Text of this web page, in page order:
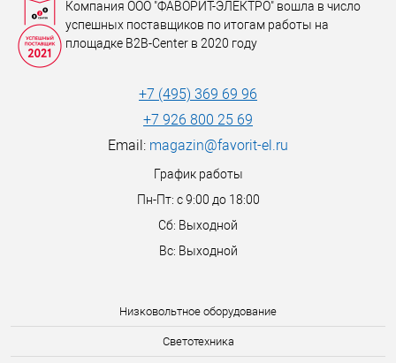
Низковольтное оборудование
Светотехника
Компания ООО "ФАВОРИТ-ЭЛЕКТРО" вошла в число
успешных поставщиков по итогам работы на
площадке B2B-Center в 2020 году
+7 (495) 369 69 96
+7 926 800 25 69
Email: magazin@favorit-el.ru
График работы
Пн-Пт: с 9:00 до 18:00
Сб: Выходной
Вс: Выходной